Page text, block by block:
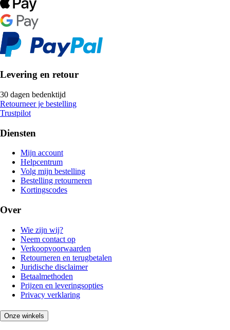
Levering en retour
30 dagen bedenktijd
Retourneer je bestelling
Trustpilot
Diensten
Mijn account
Helpcentrum
Volg mijn bestelling
Bestelling retourneren
Kortingscodes
Over
Wie zijn wij?
Neem contact op
Verkoopvoorwaarden
Retourneren en terugbetalen
Juridische disclaimer
Betaalmethoden
Prijzen en leveringsopties
Privacy verklaring
Onze winkels